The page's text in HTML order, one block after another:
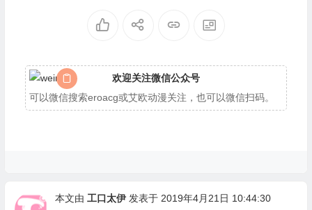
欢迎关注微信公众号
可以微信搜索eroacg或艾欧动漫关注，也可以微信扫码。
本文由 工口太伊发表于 2019年4月21日 10:44:30